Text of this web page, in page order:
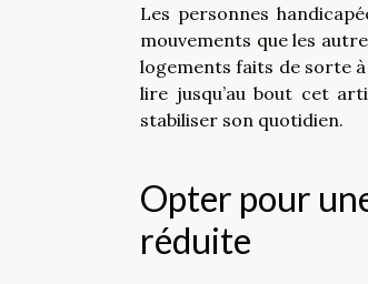
Les personnes
mouvements que les
logements faits de sorte
lire jusqu’au bout cet
stabiliser son quotidien.
Opter pour
réduite